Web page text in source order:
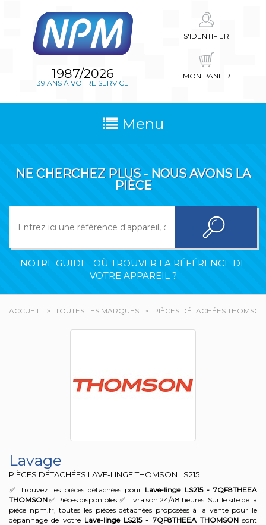
1987/2026
39 ANS À VOTRE SERVICE
S'IDENTIFIER
MON PANIER
Menu
NE CHERCHEZ PLUS - NOUS AVONS LA
PIÈCE
NOTRE GUIDE : OÙ TROUVER LA RÉFÉRENCE DE
VOTRE APPAREIL ?
ACCUEIL TOUTES LES MARQUES PIÈCES DÉTACHÉES THOMSON
Lavage
PIÈCES DÉTACHÉES LAVE-LINGE THOMSON LS215
✅ Trouvez les pièces détachées pour Lave-linge LS215 - 7QF8THEEA
THOMSON✅ Pièces disponibles ✅ Livraison 24/48 heures. Sur le site de la
pièce npm.fr, toutes les pièces détachées proposées à la vente pour le
dépannage de votre Lave-linge LS215 - 7QF8THEEA THOMSONsont